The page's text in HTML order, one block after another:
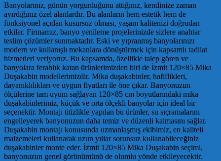
Banyolarınız, günün yorgunluğunu attığınız, kendinize zaman
ayırdığınız özel alanlardır. Bu alanların hem estetik hem de
fonksiyonel açıdan kusursuz olması, yaşam kalitenizi doğrudan
etkiler. Firmamız, banyo yenileme projelerinizde sizlere anahtar
teslim çözümler sunmaktadır. Eski ve yıpranmış banyolarınızı
modern ve kullanışlı mekanlara dönüştürmek için kapsamlı tadilat
hizmetleri veriyoruz. Bu kapsamda, özellikle talep gören ve
banyolara ferahlık katan ürünlerimizden biri de İzmit 120×85 Mika
Duşakabin modellerimizdir. Mika duşakabinler, hafiflikleri,
dayanıklılıkları ve uygun fiyatları ile öne çıkar. Banyonuzun
ölçülerine tam uyum sağlayan 120×85 cm boyutlarındaki mika
duşakabinlerimiz, küçük ve orta ölçekli banyolar için ideal bir
seçenektir. Montajı titizlikle yapılan bu ürünler, su sıçramalarını
engelleyerek banyonuzun daha temiz ve düzenli kalmasını sağlar.
Duşakabin montajı konusunda uzmanlaşmış ekibimiz, en kaliteli
malzemeleri kullanarak uzun yıllar sorunsuz kullanabileceğiniz
duşakabinler monte eder. İzmit 120×85 Mika Duşakabin seçimi,
banyonuzun genel görünümünü de olumlu yönde etkileyecektir.